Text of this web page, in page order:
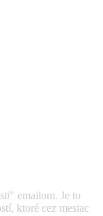
" emailom. Je to
ktoré cez mesiac